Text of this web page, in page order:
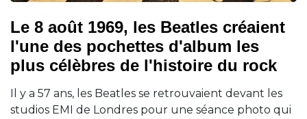
Le 8 août 1969, les Beatles créaient
l'une des pochettes d'album les
plus célèbres de l'histoire du rock
Il y a 57 ans, les Beatles se retrouvaient devant les
studios EMI de Londres pour une séance photo qui